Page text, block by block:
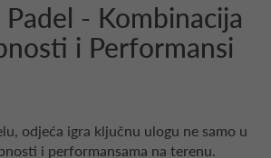
- Kombinacija
i Performansi
odjeća igra ključnu ulogu ne samo u
i performansama na terenu.